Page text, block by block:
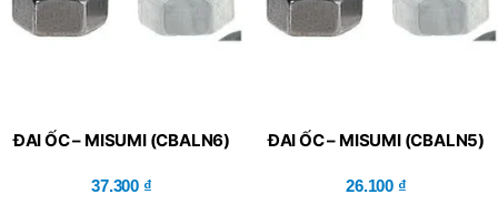
ĐAI ỐC – MISUMI (CBALN6)
37.300 ₫
ĐAI ỐC – MISUMI (CBALN5)
26.100 ₫